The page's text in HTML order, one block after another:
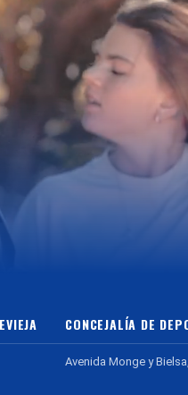
CONCEJALÍA DE
Avenida Monge y